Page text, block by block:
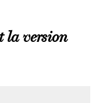
la version